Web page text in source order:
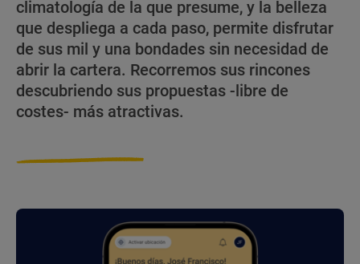
climatología de la que presume, y la belleza
que despliega a cada paso, permite disfrutar
de sus mil y una bondades sin necesidad de
abrir la cartera. Recorremos sus rincones
descubriendo sus propuestas -libre de
costes- más atractivas.